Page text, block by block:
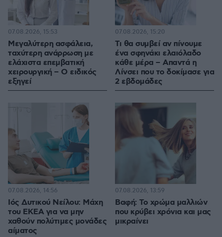
Μεγαλύτερη ασφάλεια,
ταχύτερη ανάρρωση με
ελάχιστα επεμβατική
χειρουργική – Ο ειδικός
εξηγεί
07.08.2026, 15:53
Τι θα συμβεί αν πίνουμε
ένα σφηνάκι ελαιόλαδο
κάθε μέρα – Απαντά η
Λίνσει που το δοκίμασε για
2 εβδομάδες
07.08.2026, 15:20
Ιός Δυτικού Νείλου: Μάχη
του ΕΚΕΑ για να μην
χαθούν πολύτιμες μονάδες
αίματος
07.08.2026, 14:56
Βαφή: Το χρώμα μαλλιών
που κρύβει χρόνια και μας
μικραίνει
07.08.2026, 13:59